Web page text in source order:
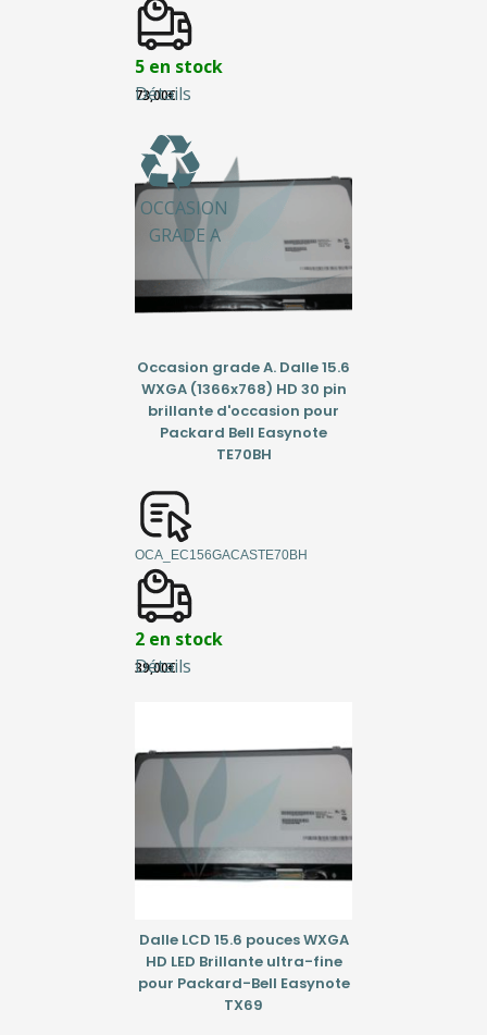
Détails
5 en stock
73,00€
OCCASION
GRADE A
Détails
Occasion grade A. Dalle 15.6
WXGA (1366x768) HD 30 pin
brillante d'occasion pour
Packard Bell Easynote
TE70BH
OCA_EC156GACASTE70BH
2 en stock
39,00€
Dalle LCD 15.6 pouces WXGA
HD LED Brillante ultra-fine
pour Packard-Bell Easynote
TX69